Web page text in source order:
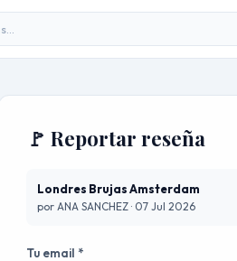
🚩 Reportar reseña
Londres Brujas Amsterdam
por ANA SANCHEZ · 07 Jul 2026
Tu email *